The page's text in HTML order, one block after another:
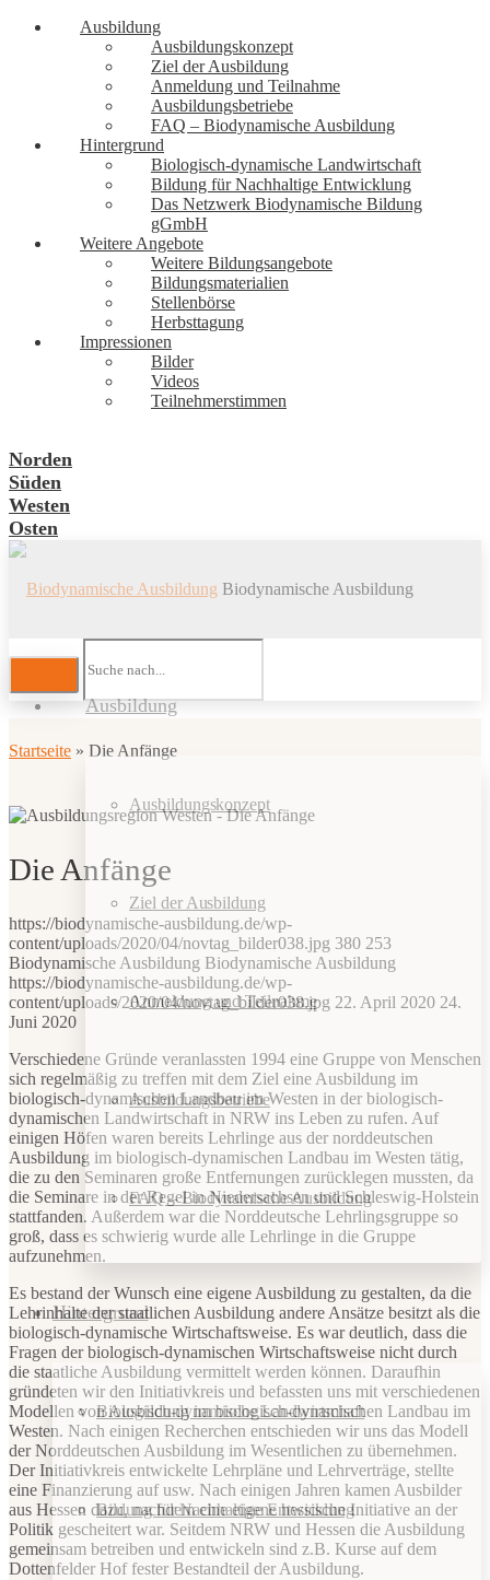
Ausbildung
Ausbildungskonzept
Ziel der Ausbildung
Anmeldung und Teilnahme
Ausbildungsbetriebe
FAQ – Biodynamische Ausbildung
Hintergrund
Biologisch-dynamische Landwirtschaft
Bildung für Nachhaltige Entwicklung
Das Netzwerk Biodynamische Bildung
gGmbH
Weitere Angebote
Weitere Bildungsangebote
Bildungsmaterialien
Stellenbörse
Herbsttagung
Impressionen
Bilder
Videos
Teilnehmerstimmen
Norden
Süden
Westen
Osten
Biodynamische Ausbildung
Ausbildung
Ausbildungskonzept
Ziel der Ausbildung
Anmeldung und Teilnahme
Ausbildungsbetriebe
FAQ – Biodynamische Ausbildung
Hintergrund
Biologisch-dynamische Landwirtschaft
Bildung für Nachhaltige Entwicklung
Startseite » Die Anfänge
Die Anfänge
https://biodynamische-ausbildung.de/wp-
content/uploads/2020/04/novtag_bilder038.jpg 380 253
Biodynamische Ausbildung Biodynamische Ausbildung
https://biodynamische-ausbildung.de/wp-
content/uploads/2020/04/novtag_bilder038.jpg 22. April 2020 24.
Juni 2020
Verschiedene Gründe veranlassten 1994 eine Gruppe von Menschen
sich regelmäßig zu treffen mit dem Ziel eine Ausbildung im
biologisch-dynamischen Landbau im Westen in der biologisch-
dynamischen Landwirtschaft in NRW ins Leben zu rufen. Auf
einigen Höfen waren bereits Lehrlinge aus der norddeutschen
Ausbildung im biologisch-dynamischen Landbau im Westen tätig,
die zu den Seminaren große Entfernungen zurücklegen mussten, da
die Seminare in der Regel in Niedersachsen und Schleswig-Holstein
stattfanden. Außerdem war die Norddeutsche Lehrlingsgruppe so
groß, dass es schwierig wurde alle Lehrlinge in die Gruppe
aufzunehmen.
Es bestand der Wunsch eine eigene Ausbildung zu gestalten, da die
Lehrinhalte der staatlichen Ausbildung andere Ansätze besitzt als die
biologisch-dynamische Wirtschaftsweise. Es war deutlich, dass die
Fragen der biologisch-dynamischen Wirtschaftsweise nicht durch
die staatliche Ausbildung vermittelt werden können. Daraufhin
gründeten wir den Initiativkreis und befassten uns mit verschiedenen
Modellen von Ausbildung im biologisch-dynamischen Landbau im
Westen. Nach einigen Recherchen entschieden wir uns das Modell
der Norddeutschen Ausbildung im Wesentlichen zu übernehmen.
Der Initiativkreis entwickelte Lehrpläne und Lehrverträge, stellte
eine Finanzierung auf usw. Nach einigen Jahren kamen Ausbilder
aus Hessen dazu, nachdem eine eigene hessische Initiative an der
Politik gescheitert war. Seitdem NRW und Hessen die Ausbildung
gemeinsam betreiben und entwickeln sind z.B. Kurse auf dem
Dottenfelder Hof fester Bestandteil der Ausbildung.